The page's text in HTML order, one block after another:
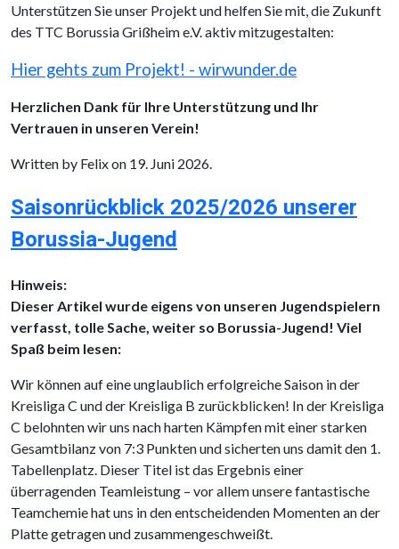
Unterstützen Sie unser Projekt und helfen Sie mit, die Zukunft
des TTC Borussia Grißheim e.V. aktiv mitzugestalten:
Hier gehts zum Projekt! - wirwunder.de
Herzlichen Dank für Ihre Unterstützung und Ihr
Vertrauen in unseren Verein!
Written by Felix on 19. Juni 2026.
Saisonrückblick 2025/2026 unserer
Borussia-Jugend
Hinweis:
Dieser Artikel wurde eigens von unseren Jugendspielern
verfasst, tolle Sache, weiter so Borussia-Jugend! Viel
Spaß beim lesen:
Wir können auf eine unglaublich erfolgreiche Saison in der
Kreisliga C und der Kreisliga B zurückblicken! In der Kreisliga
C belohnten wir uns nach harten Kämpfen mit einer starken
Gesamtbilanz von 7:3 Punkten und sicherten uns damit den 1.
Tabellenplatz. Dieser Titel ist das Ergebnis einer
überragenden Teamleistung – vor allem unsere fantastische
Teamchemie hat uns in den entscheidenden Momenten an der
Platte getragen und zusammengeschweißt.